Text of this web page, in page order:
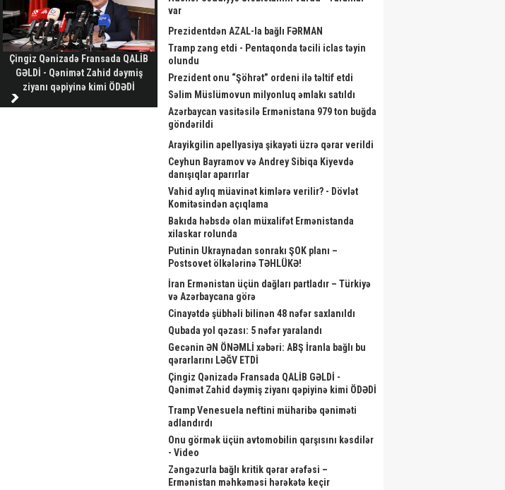
Çingiz Qənizadə Fransada QALİB
GƏLDİ - Qənimət Zahid dəymiş
ziyanı qəpiyinə kimi ÖDƏDİ
Gələn il İrəvana gedəcəyik? –
İLGİNC anons
obyektlərə baxış keçirdi - Fotolar
var
Prezidentdən AZAL-la bağlı FƏRMAN
Tramp zəng etdi - Pentaqonda təcili iclas təyin
olundu
Prezident onu “Şöhrət” ordeni ilə təltif etdi
Səlim Müslümovun milyonluq əmlakı satıldı
Azərbaycan vasitəsilə Ermənistana 979 ton buğda
göndərildi
Arayikgilin apellyasiya şikayəti üzrə qərar verildi
Ceyhun Bayramov və Andrey Sibiqa Kiyevdə
danışıqlar aparırlar
Vahid aylıq müavinət kimlərə verilir? - Dövlət
Komitəsindən açıqlama
Bakıda həbsdə olan müxalifət Ermənistanda
xilaskar rolunda
Putinin Ukraynadan sonrakı ŞOK planı –
Postsovet ölkələrinə TƏHLÜKƏ!
İran Ermənistan üçün dağları partladır – Türkiyə
və Azərbaycana görə
Cinayətdə şübhəli bilinən 48 nəfər saxlanıldı
Qubada yol qəzası: 5 nəfər yaralandı
Gecənin ƏN ÖNƏMLİ xəbəri: ABŞ İranla bağlı bu
qərarlarını LƏĞV ETDİ
Çingiz Qənizadə Fransada QALİB GƏLDİ -
Qənimət Zahid dəymiş ziyanı qəpiyinə kimi ÖDƏDİ
Tramp Venesuela neftini müharibə qəniməti
adlandırdı
Onu görmək üçün avtomobilin qarşısını kəsdilər
- Video
Zəngəzurla bağlı kritik qərar ərəfəsi –
Ermənistan məhkəməsi hərəkətə keçir